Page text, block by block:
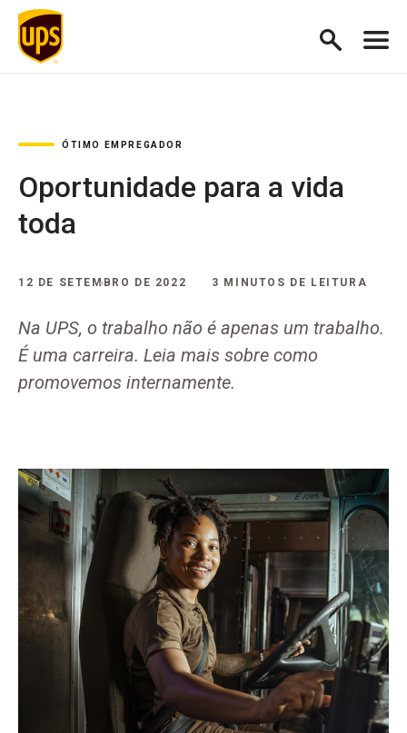
ÓTIMO EMPREGADOR
Oportunidade para a vida
toda
12 DE SETEMBRO DE 2022 3 MINUTOS DE LEITURA
Na UPS, o trabalho não é apenas um trabalho.
É uma carreira. Leia mais sobre como
promovemos internamente.